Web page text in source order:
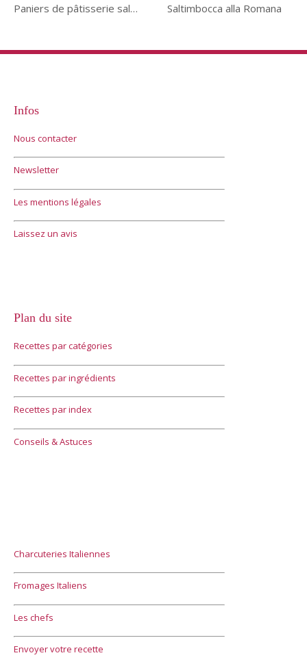
Paniers de pâtisserie salés Saltimbocca alla Romana
Infos
Nous contacter
Newsletter
Les mentions légales
Laissez un avis
Plan du site
Recettes par catégories
Recettes par ingrédients
Recettes par index
Conseils & Astuces
Charcuteries Italiennes
Fromages Italiens
Les chefs
Envoyer votre recette